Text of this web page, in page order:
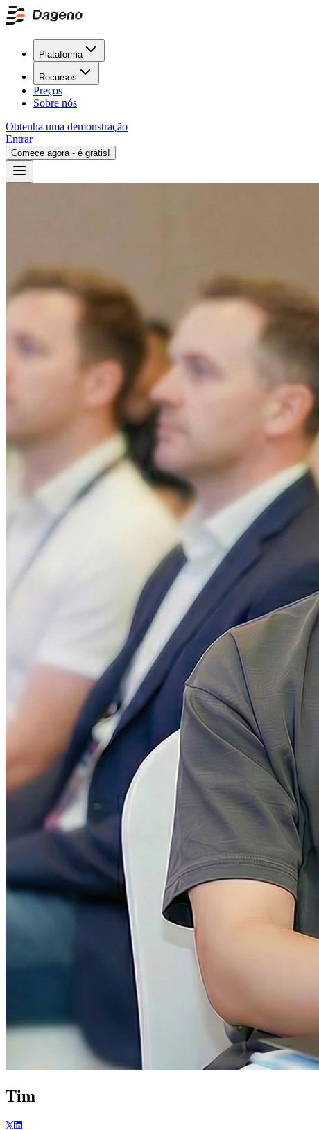
Plataforma
Recursos
Preços
Sobre nós
Obtenha uma demonstração
Entrar
Comece agora - é grátis!
Tim